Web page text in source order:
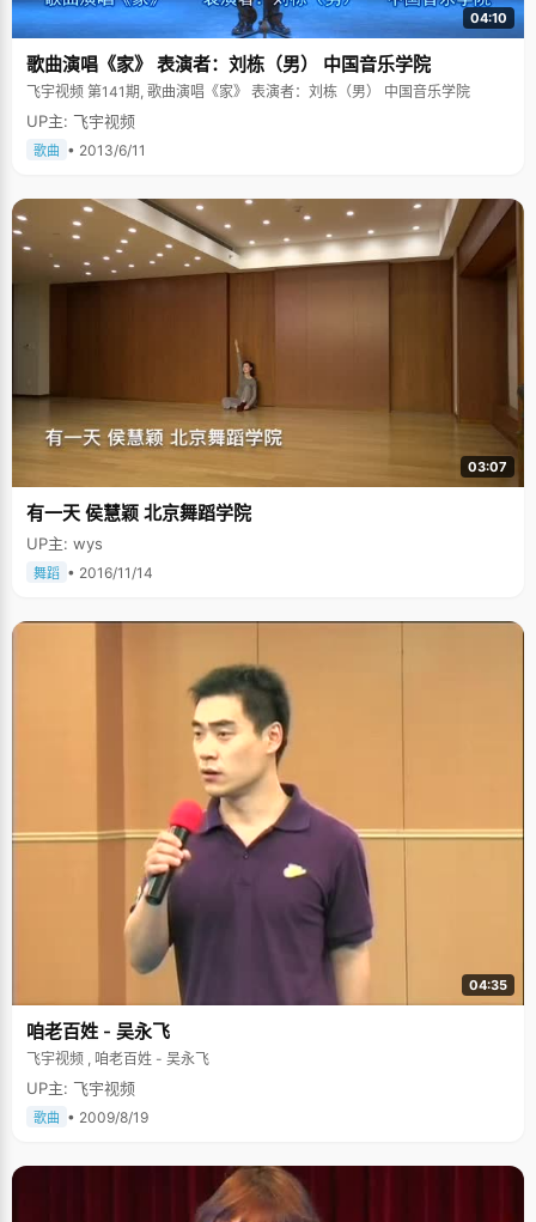
04:10
歌曲演唱《家》 表演者：刘栋（男） 中国音乐学院
飞宇视频 第141期, 歌曲演唱《家》 表演者：刘栋（男） 中国音乐学院
UP主: 飞宇视频
歌曲 • 2013/6/11
03:07
有一天 侯慧颖 北京舞蹈学院
UP主: wys
舞蹈 • 2016/11/14
04:35
咱老百姓 - 吴永飞
飞宇视频 , 咱老百姓 - 吴永飞
UP主: 飞宇视频
歌曲 • 2009/8/19